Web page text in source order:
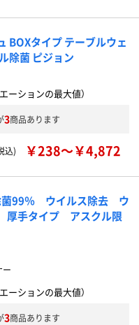
BOXタイプ テーブルウェ
除菌 ピジョン
エーションの最大値）
3商品あります
込) ￥238～￥4,872
99％ ウイルス除去 ウ
厚手タイプ アスクル限
ー
エーションの最大値）
3商品あります